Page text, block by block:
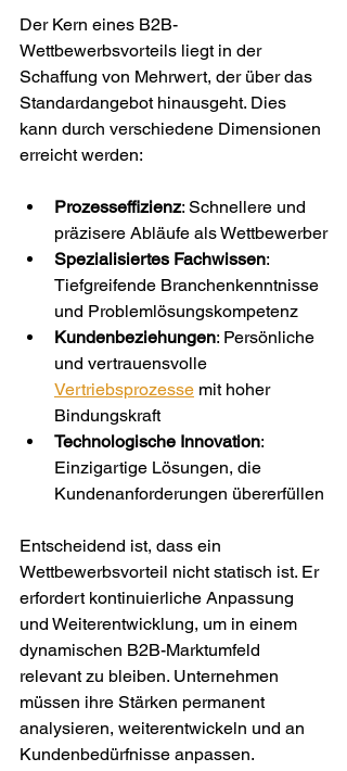
Der Kern eines B2B-
Wettbewerbsvorteils liegt in der
Schaffung von Mehrwert, der über das
Standardangebot hinausgeht. Dies
kann durch verschiedene Dimensionen
erreicht werden:
Prozesseffizienz: Schnellere und
präzisere Abläufe als Wettbewerber
Spezialisiertes Fachwissen:
Tiefgreifende Branchenkenntnisse
und Problemlösungskompetenz
Kundenbeziehungen: Persönliche
und vertrauensvolle
Vertriebsprozesse mit hoher
Bindungskraft
Technologische Innovation:
Einzigartige Lösungen, die
Kundenanforderungen übererfüllen
Entscheidend ist, dass ein
Wettbewerbsvorteil nicht statisch ist. Er
erfordert kontinuierliche Anpassung
und Weiterentwicklung, um in einem
dynamischen B2B-Marktumfeld
relevant zu bleiben. Unternehmen
müssen ihre Stärken permanent
analysieren, weiterentwickeln und an
Kundenbedürfnisse anpassen.